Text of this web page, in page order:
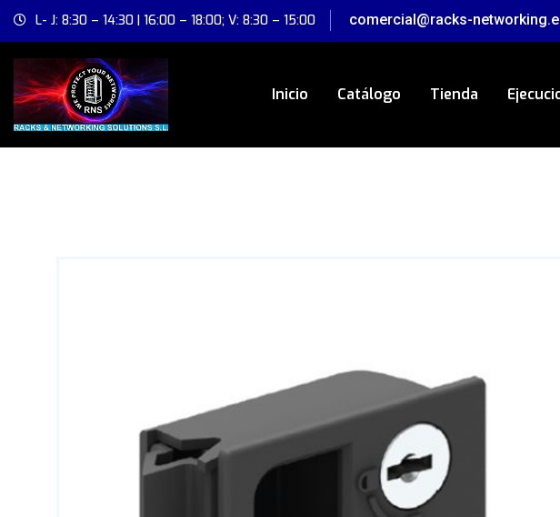
L- J: 8:30 – 14:30 | 16:00 – 18:00; V: 8:30 – 15:00 comercial@racks-
Inicio Catálogo Tienda